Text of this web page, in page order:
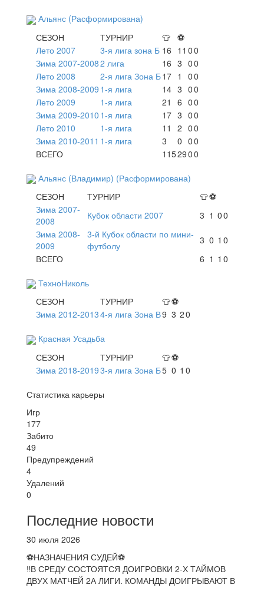
Альянс (Расформирована)
СЕЗОН
ТУРНИР 👕 ⚽
Лето 2007
3-я лига зона Б 16 11 00
Зима 2007-20082 лига 16 3 00
Лето 2008
2-я лига Зона Б17 1 00
Зима 2008-2009 1-я лига 14 3 00
Лето 2009
1-я лига 21 6 00
Зима 2009-2010 1-я лига 17 3 00
Лето 2010
1-я лига 11 2 00
Зима 2010-2011 1-я лига 3 0 00
ВСЕГО
1152900
Альянс (Владимир) (Расформирована)
СЕЗОН
ТУРНИР 👕⚽
Зима 2007-
2008
Кубок области 2007 3 1 00
Зима 2008-
2009
3-й Кубок области по мини-
футболу
3 0 1 0
ВСЕГО
6 1 1 0
ТехноНиколь
СЕЗОН
ТУРНИР 👕⚽
Зима 2012-20134-я лига Зона В9 3 20
Красная Усадьба
СЕЗОН
ТУРНИР 👕⚽
Зима 2018-20193-я лига Зона Б5 0 1 0
Статистика карьеры
Игр
177
Забито
49
Предупреждений
4
Удалений
0
Последние новости
30 июля 2026
⚽НАЗНАЧЕНИЯ СУДЕЙ⚽
‼В СРЕДУ СОСТОЯТСЯ ДОИГРОВКИ 2-Х ТАЙМОВ
ДВУХ МАТЧЕЙ 2А ЛИГИ. КОМАНДЫ ДОИГРЫВАЮТ В